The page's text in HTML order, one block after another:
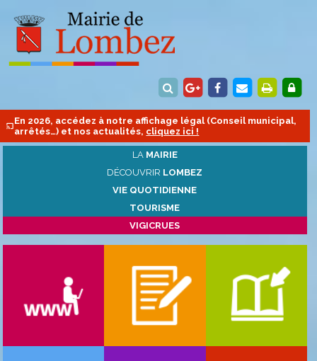
En 2026, accédez à notre affichage légal (Conseil municipal,
arrêtés…) et nos actualités, cliquez ici !
LA MAIRIE
DÉCOUVRIR LOMBEZ
VIE QUOTIDIENNE
TOURISME
VIGICRUES